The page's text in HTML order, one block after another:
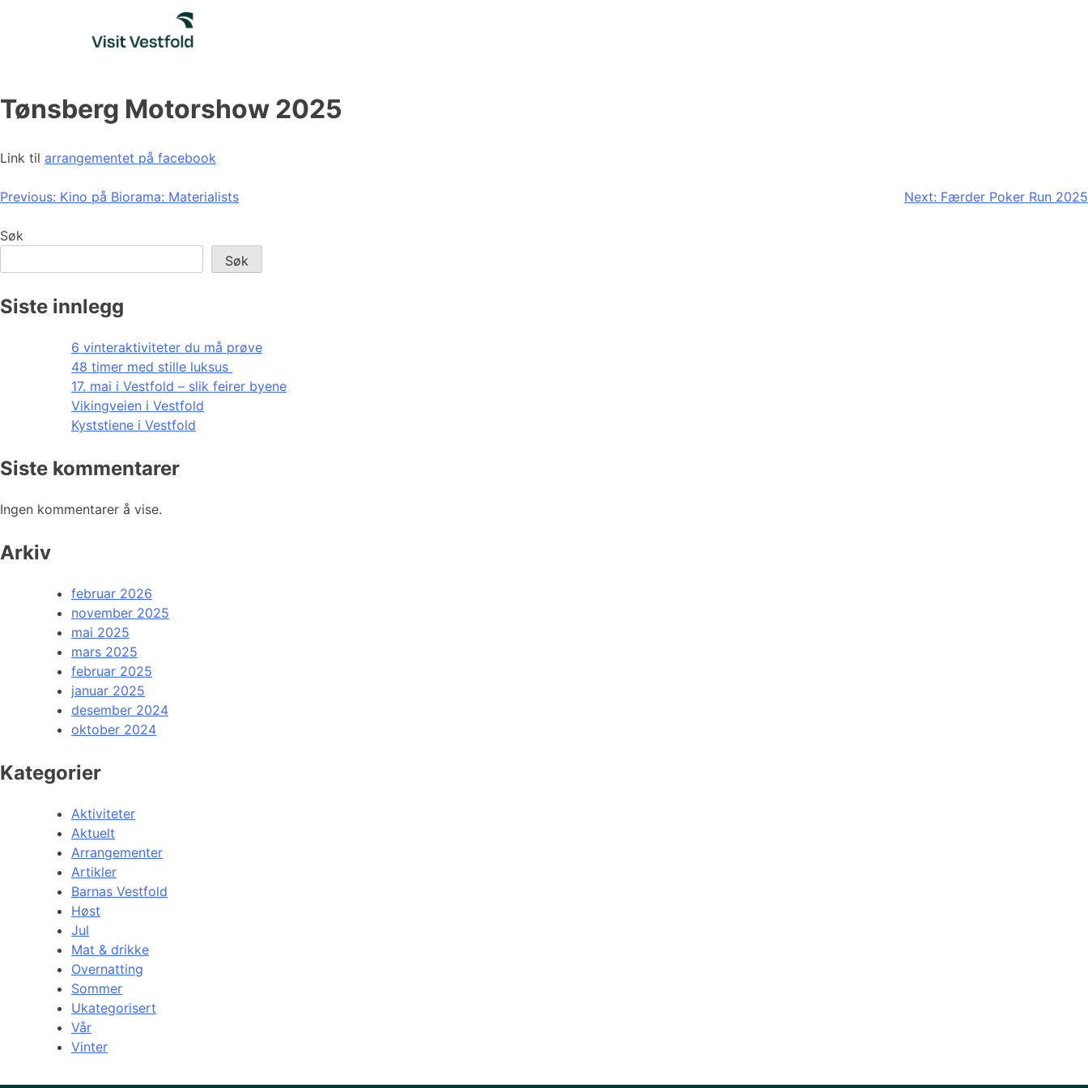
Tønsberg Motorshow 2025
Link til arrangementet på facebook
Innleggsnavigasjon
Previous: Kino på Biorama: Materialists Next: Færder Poker Run 2025
Søk
Søk
Siste innlegg
6 vinteraktiviteter du må prøve
48 timer med stille luksus
17. mai i Vestfold – slik feirer byene
Vikingveien i Vestfold
Kyststiene i Vestfold
Siste kommentarer
Ingen kommentarer å vise.
Arkiv
februar 2026
november 2025
mai 2025
mars 2025
februar 2025
januar 2025
desember 2024
oktober 2024
Kategorier
Aktiviteter
Aktuelt
Arrangementer
Artikler
Barnas Vestfold
Høst
Jul
Mat & drikke
Overnatting
Sommer
Ukategorisert
Vår
Vinter